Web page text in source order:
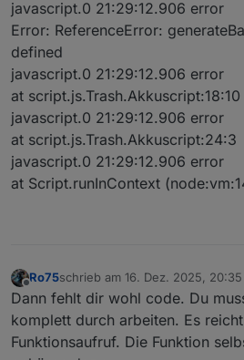
rce
nt
n
ngC
olor
s
lea
n
ls
e
stärkere
und Blitz).
colo
rSc
hem
str
ing
'd
ef
au
linken
siehe
lt
n
e
bolt
num
ber
10
0
= links
javascript.0 21:29:12.906 error
Error: ReferenceError:
defined
javascript.0 21:29:12.906 error
at script.js.Trash.Akkuscript:18:10
javascript.0 21:29:12.906 error
at script.js.Trash.Akkuscript:24:3
javascript.0 21:29:12.906 error
at Script.runInContext
Offline
Ro75schrieb am 16. Dez. 2025, 20:35
zuletzt editiert von
Dann fehlt dir wohl code. Du
komplett durch arbeiten. Es
Funktionsaufruf. Die Funktion